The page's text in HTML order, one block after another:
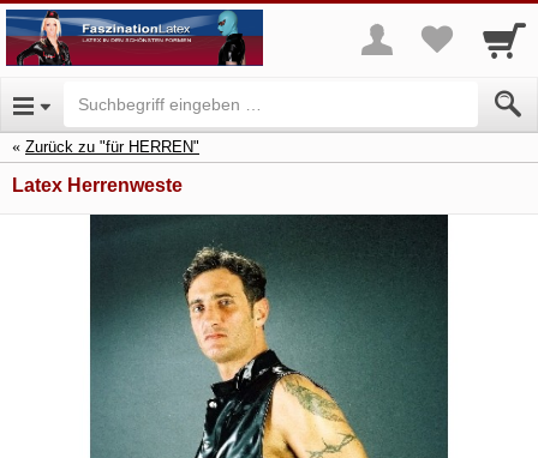
Zurück zu "für HERREN"
Latex Herrenweste